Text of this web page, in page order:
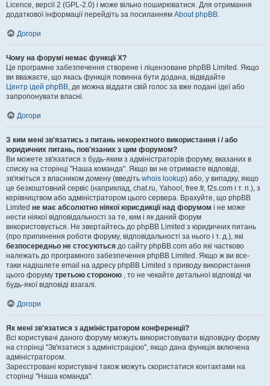
Licence, версії 2 (GPL-2.0) і може вільно поширюватися. Для отримання
додаткової інформації перейдіть за посиланням About phpBB.
Догори
Чому на форумі немає функції X?
Це програмне забезпечення створене і ліцензоване phpBB Limited. Якщо
ви вважаєте, що якась функція повинна бути додана, відвідайте
Центр ідей phpBB, де можна віддати свій голос за вже подані ідеї або
запропонувати власні.
Догори
З ким мені зв'язатись з питань некоректного використання і / або
юридичних питань, пов'язаних з цим форумом?
Ви можете зв'язатися з будь-яким з адміністраторів форуму, вказаних в
списку на сторінці "Наша команда". Якщо ви не отримаєте відповіді,
зв'яжіться з власником домену (введіть whois lookup) або, у випадку, якщо
це безкоштовний сервіс (наприклад, chat.ru, Yahoo!, free.fr, f2s.com і т. п.), з
керівництвом або адміністратором цього сервера. Врахуйте, що phpBB
Limited не має абсолютно ніякої юрисдикції над форумом і не може
нести ніякої відповідальності за те, ким і як даний форум
використовується. Не звертайтесь до phpBB Limited з юридичних питань
(про припинення роботи форуму, відповідальності за нього і т. д.), які
безпосередньо не стосуються до сайту phpBB.com або які частково
належать до програмного забезпечення phpBB Limited. Якщо ж ви все-
таки надішлете email на адресу phpBB Limited з приводу використання
цього форуму третьою стороною , то не чекайте детальної відповіді чи
будь-якої відповіді взагалі.
Догори
Як мені зв'язатися з адміністратором конференції?
Всі користувачі даного форуму можуть використовувати відповідну форму
на сторінці "Зв'язатися з адміністрацією", якщо дана функція включена
адміністратором.
Зареєстровані користувачі також можуть скористатися контактами на
сторінці "Наша команда".